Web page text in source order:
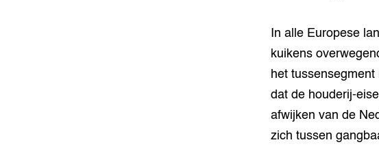
In alle Europese
kuikens
het
dat de houderij-
afwijken van de
zich tussen